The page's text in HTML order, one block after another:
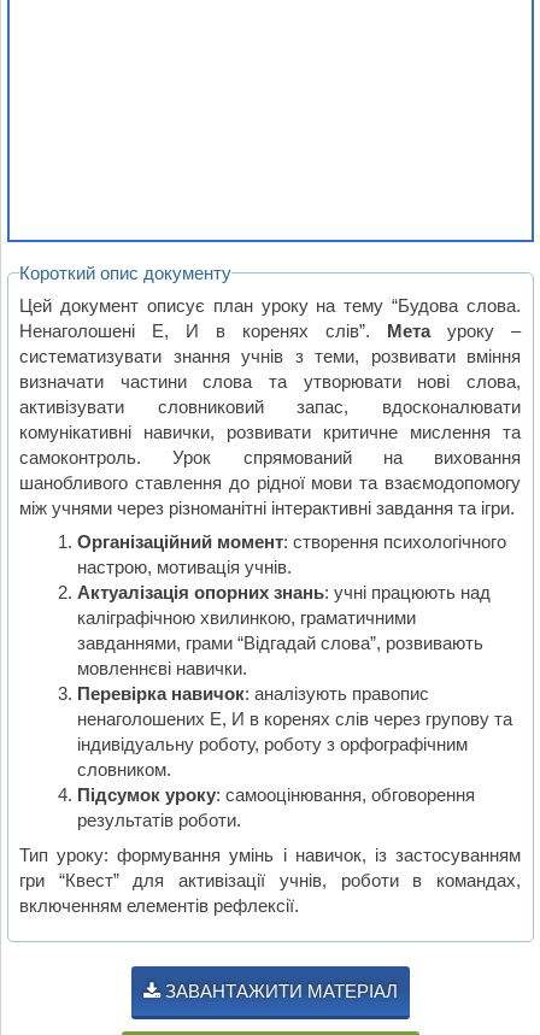
Короткий опис документу
Цей документ описує план уроку на тему “Будова слова.
Ненаголошені Е, И в коренях слів”. Метауроку –
систематизувати знання учнів з теми, розвивати вміння
визначати частини слова та утворювати нові слова,
активізувати словниковий запас, вдосконалювати
комунікативні навички, розвивати критичне мислення та
самоконтроль. Урок спрямований на виховання
шанобливого ставлення до рідної мови та взаємодопомогу
між учнями через різноманітні інтерактивні завдання та ігри.
Організаційний момент: створення психологічного
настрою, мотивація учнів.
Актуалізація опорних знань: учні працюють над
каліграфічною хвилинкою, граматичними
завданнями, грами “Відгадай слова”, розвивають
мовленнєві навички.
Перевірка навичок: аналізують правопис
ненаголошених Е, И в коренях слів через групову та
індивідуальну роботу, роботу з орфографічним
словником.
Підсумок уроку: самооцінювання, обговорення
результатів роботи.
Тип уроку: формування умінь і навичок, із застосуванням
гри “Квест” для активізації учнів, роботи в командах,
включенням елементів рефлексії.
ЗАВАНТАЖИТИ МАТЕРІАЛ